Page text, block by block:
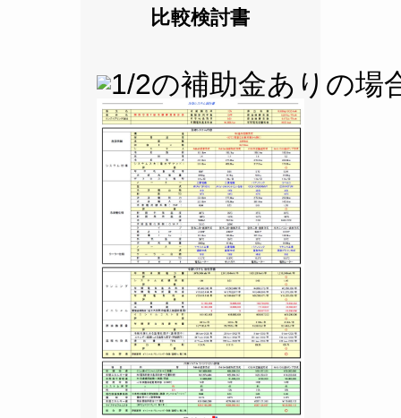
比較検討書
1/2の補助金ありの場